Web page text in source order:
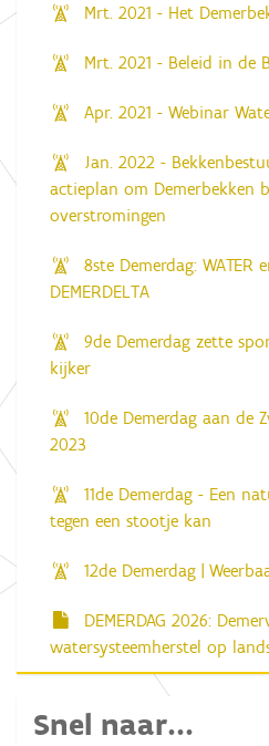
Mrt. 2021 - Het
Mrt. 2021 - Beleid in de
Apr. 2021 - Webinar
Jan. 2022 -
actieplan om Demerbekken
overstromingen
8ste Demerdag: WATER
DEMERDELTA
9de Demerdag zette
kijker
10de Demerdag aan de
2023
11de Demerdag - Een
tegen een stootje kan
12de Demerdag |
DEMERDAG 2026:
watersysteemherstel op
Snel naar...